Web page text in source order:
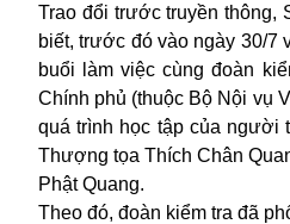
Trao đổi trước truyền thông,
biết, trước đó vào ngày 30/7
buổi làm việc cùng đoàn
Chính phủ (thuộc Bộ Nội vụ
quá trình học tập của người
Thượng tọa Thích Chân
Phật Quang.
Theo đó, đoàn kiểm tra đã